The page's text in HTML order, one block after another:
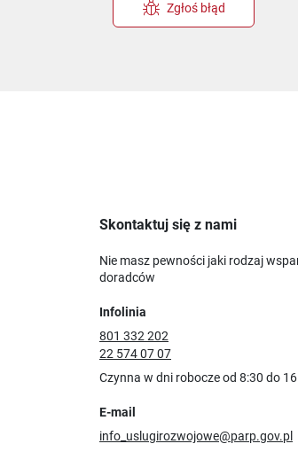
Zgłoś błąd
Skontaktuj się z nami
Nie masz pewności jaki rodzaj
doradców
Infolinia
801 332 202
22 574 07 07
Czynna w dni robocze od 8:30 do
E-mail
info_uslugirozwojowe@parp.gov.pl